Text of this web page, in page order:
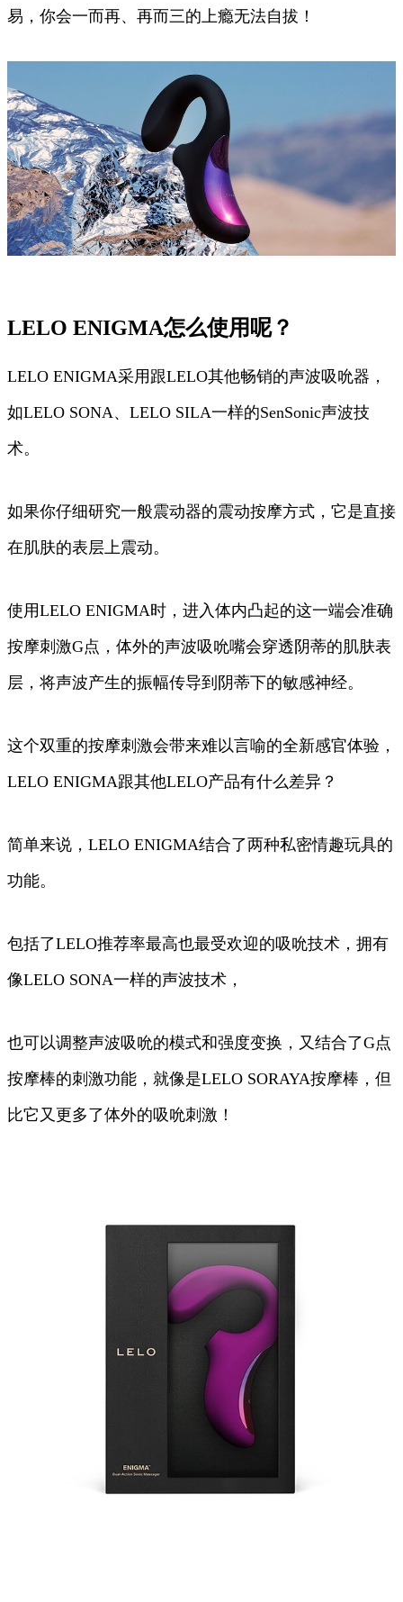
易，你会一而再、再而三的上瘾无法自拔！
LELO ENIGMA怎么使用呢？
LELO ENIGMA采用跟LELO其他畅销的声波吸吮器，
如LELO SONA、LELO SILA一样的SenSonic声波技
术。
如果你仔细研究一般震动器的震动按摩方式，它是直接
在肌肤的表层上震动。
使用LELO ENIGMA时，进入体内凸起的这一端会准确
按摩刺激G点，体外的声波吸吮嘴会穿透阴蒂的肌肤表
层，将声波产生的振幅传导到阴蒂下的敏感神经。
这个双重的按摩刺激会带来难以言喻的全新感官体验，
LELO ENIGMA跟其他LELO产品有什么差异？
简单来说，LELO ENIGMA结合了两种私密情趣玩具的
功能。
包括了LELO推荐率最高也最受欢迎的吸吮技术，拥有
像LELO SONA一样的声波技术，
也可以调整声波吸吮的模式和强度变换，又结合了G点
按摩棒的刺激功能，就像是LELO SORAYA按摩棒，但
比它又更多了体外的吸吮刺激！